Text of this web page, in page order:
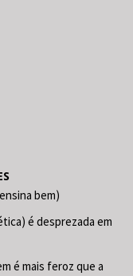
bem)
é desprezada em
é mais feroz que a